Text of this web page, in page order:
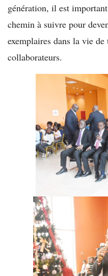
génération, il est
chemin à suivre pour
exemplaires dans la vie
collaborateurs.